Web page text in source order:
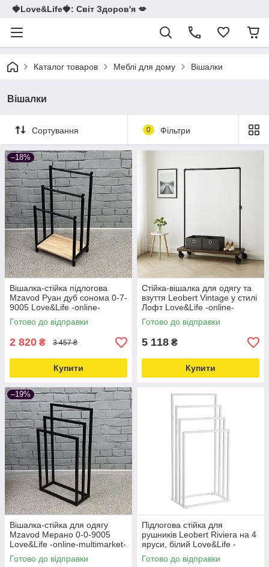
🍓Love&Life🍓: Світ Здоров'я 💋
Каталог товаров Меблі для дому Вішалки
Вішалки
Сортування 0 Фільтри
–18%
Вішалка-стійка підлогова
Mzavod Руан дуб сонома 0-7-
9005 Love&Life -online-
multimarket-
Готово до відправки
2 820 ₴ 3 457 ₴
Купити
Стійка-вішалка для одягу та
взуття Leobert Vintage у стилі
Лофт Love&Life -online-
multimarket-
Готово до відправки
5 118 ₴
Купити
–19%
Вішалка-стійка для одягу
Mzavod Мерано 0-0-9005
Love&Life -online-multimarket-
Готово до відправки
Підлогова стійка для
рушників Leobert Riviera на 4
яруси, білий Love&Life -
online-multimarket-
Готово до відправки